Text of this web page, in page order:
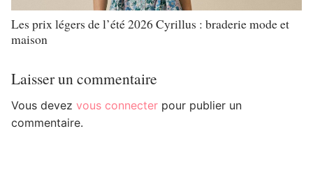
Les prix légers de l’été 2026 Cyrillus : braderie mode et
maison
Laisser un commentaire
Vous devez vous connecter pour publier un
commentaire.